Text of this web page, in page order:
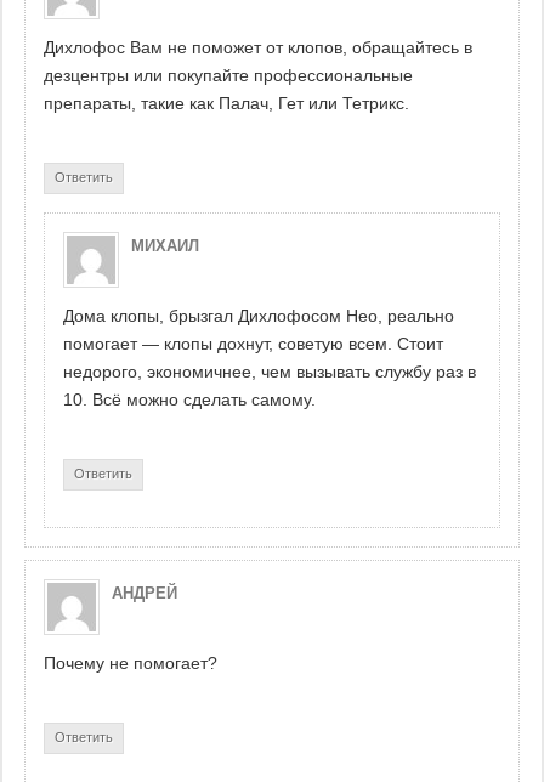
Дихлофос Вам не поможет от клопов, обращайтесь в
дезцентры или покупайте профессиональные
препараты, такие как Палач, Гет или Тетрикс.
Ответить
МИХАИЛ
Дома клопы, брызгал Дихлофосом Нео, реально
помогает — клопы дохнут, советую всем. Стоит
недорого, экономичнее, чем вызывать службу раз в
10. Всё можно сделать самому.
Ответить
АНДРЕЙ
Почему не помогает?
Ответить